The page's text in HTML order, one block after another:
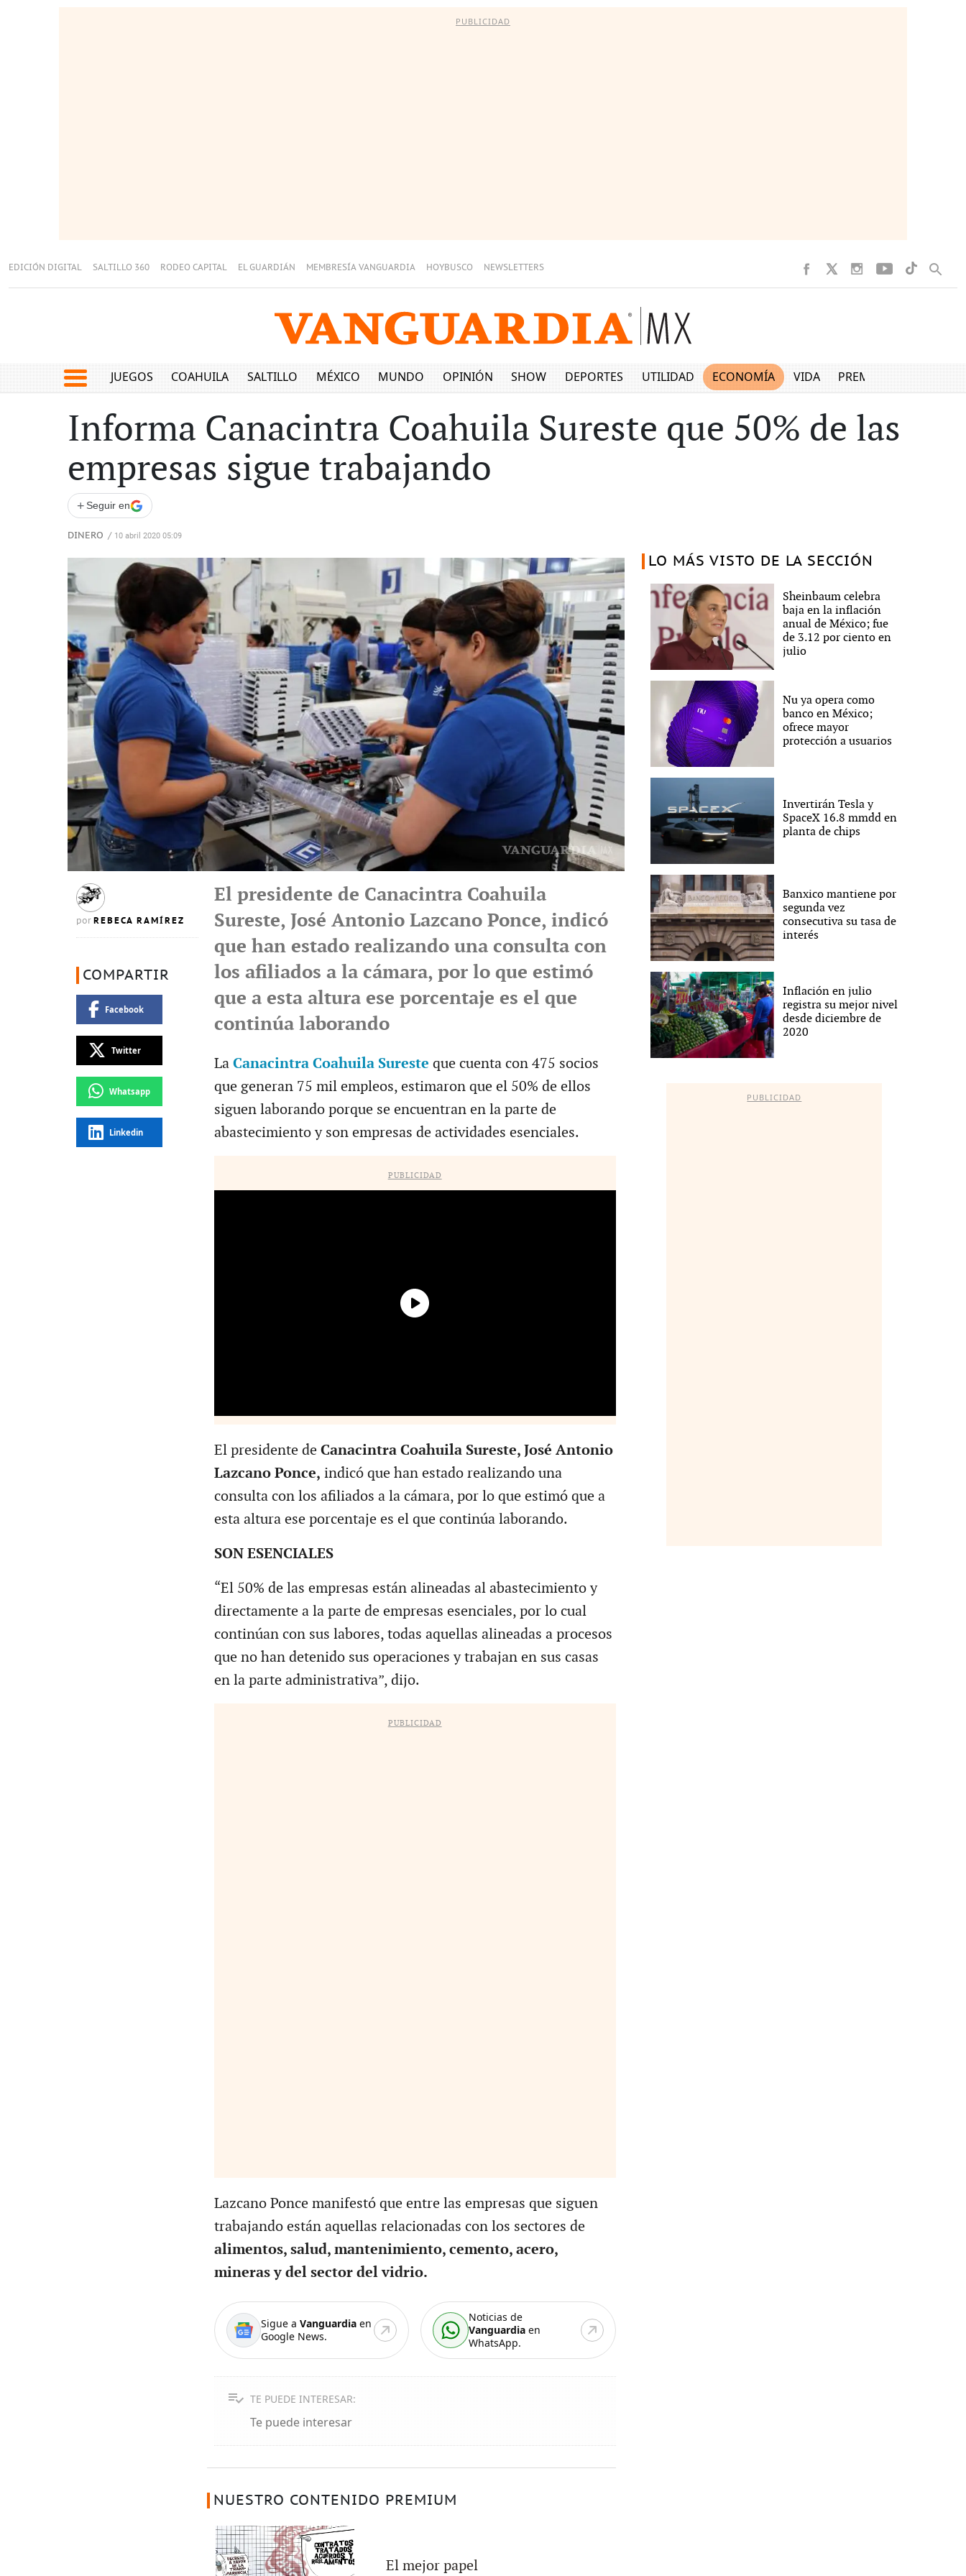
PUBLICIDAD
EDICIÓN DIGITAL SALTILLO 360 RODEO CAPITAL EL GUARDIÁN MEMBRESÍA VANGUARDIA HOYBUSCO NEWSLETTERS
JUEGOS COAHUILA SALTILLO MÉXICO MUNDO OPINIÓN SHOW DEPORTES UTILIDAD ECONOMÍA VIDA PREMIUM
Informa Canacintra Coahuila Sureste que 50% de las
empresas sigue trabajando
+ Seguir en
DINERO / 10 abril 2020 05:09
por REBECA RAMÍREZ
COMPARTIR
Facebook
Twitter
Whatsapp
Linkedin
El presidente de Canacintra Coahuila
Sureste, José Antonio Lazcano Ponce, indicó
que han estado realizando una consulta con
los afiliados a la cámara, por lo que estimó
que a esta altura ese porcentaje es el que
continúa laborando
La Canacintra Coahuila Sureste que cuenta con 475 socios
que generan 75 mil empleos, estimaron que el 50% de ellos
siguen laborando porque se encuentran en la parte de
abastecimiento y son empresas de actividades esenciales.
PUBLICIDAD
El presidente de Canacintra Coahuila Sureste, José Antonio
Lazcano Ponce, indicó que han estado realizando una
consulta con los afiliados a la cámara, por lo que estimó que a
esta altura ese porcentaje es el que continúa laborando.
SON ESENCIALES
“El 50% de las empresas están alineadas al abastecimiento y
directamente a la parte de empresas esenciales, por lo cual
continúan con sus labores, todas aquellas alineadas a procesos
que no han detenido sus operaciones y trabajan en sus casas
en la parte administrativa”, dijo.
PUBLICIDAD
Lazcano Ponce manifestó que entre las empresas que siguen
trabajando están aquellas relacionadas con los sectores de
alimentos, salud, mantenimiento, cemento, acero,
mineras y del sector del vidrio.
Sigue a Vanguardiaen
Google News.
Noticias de
Vanguardia en
WhatsApp.
TE PUEDE INTERESAR:
Te puede interesar
NUESTRO CONTENIDO PREMIUM
El mejor papel
LO MÁS VISTO DE LA SECCIÓN
Sheinbaum celebra
baja en la inflación
anual de México; fue
de 3.12 por ciento en
julio
Nu ya opera como
banco en México;
ofrece mayor
protección a usuarios
Invertirán Tesla y
SpaceX 16.8 mmdd en
planta de chips
Banxico mantiene por
segunda vez
consecutiva su tasa de
interés
Inflación en julio
registra su mejor nivel
desde diciembre de
2020
PUBLICIDAD